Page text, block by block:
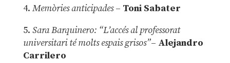
4. Memòries anticipades– Toni Sabater
5. Sara Barquinero: “L’accés al professorat
universitari té molts espais grisos”– Alejandro
Carrilero